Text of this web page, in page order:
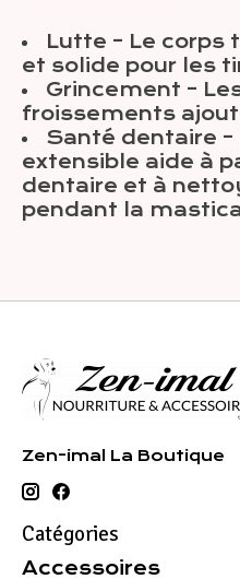
Lutte – Le corps
et solide pour les
Grincement –
froissements
Santé dentaire –
extensible aide à
dentaire et à
pendant la
Zen-imal La Boutique
Catégories
Accessoires